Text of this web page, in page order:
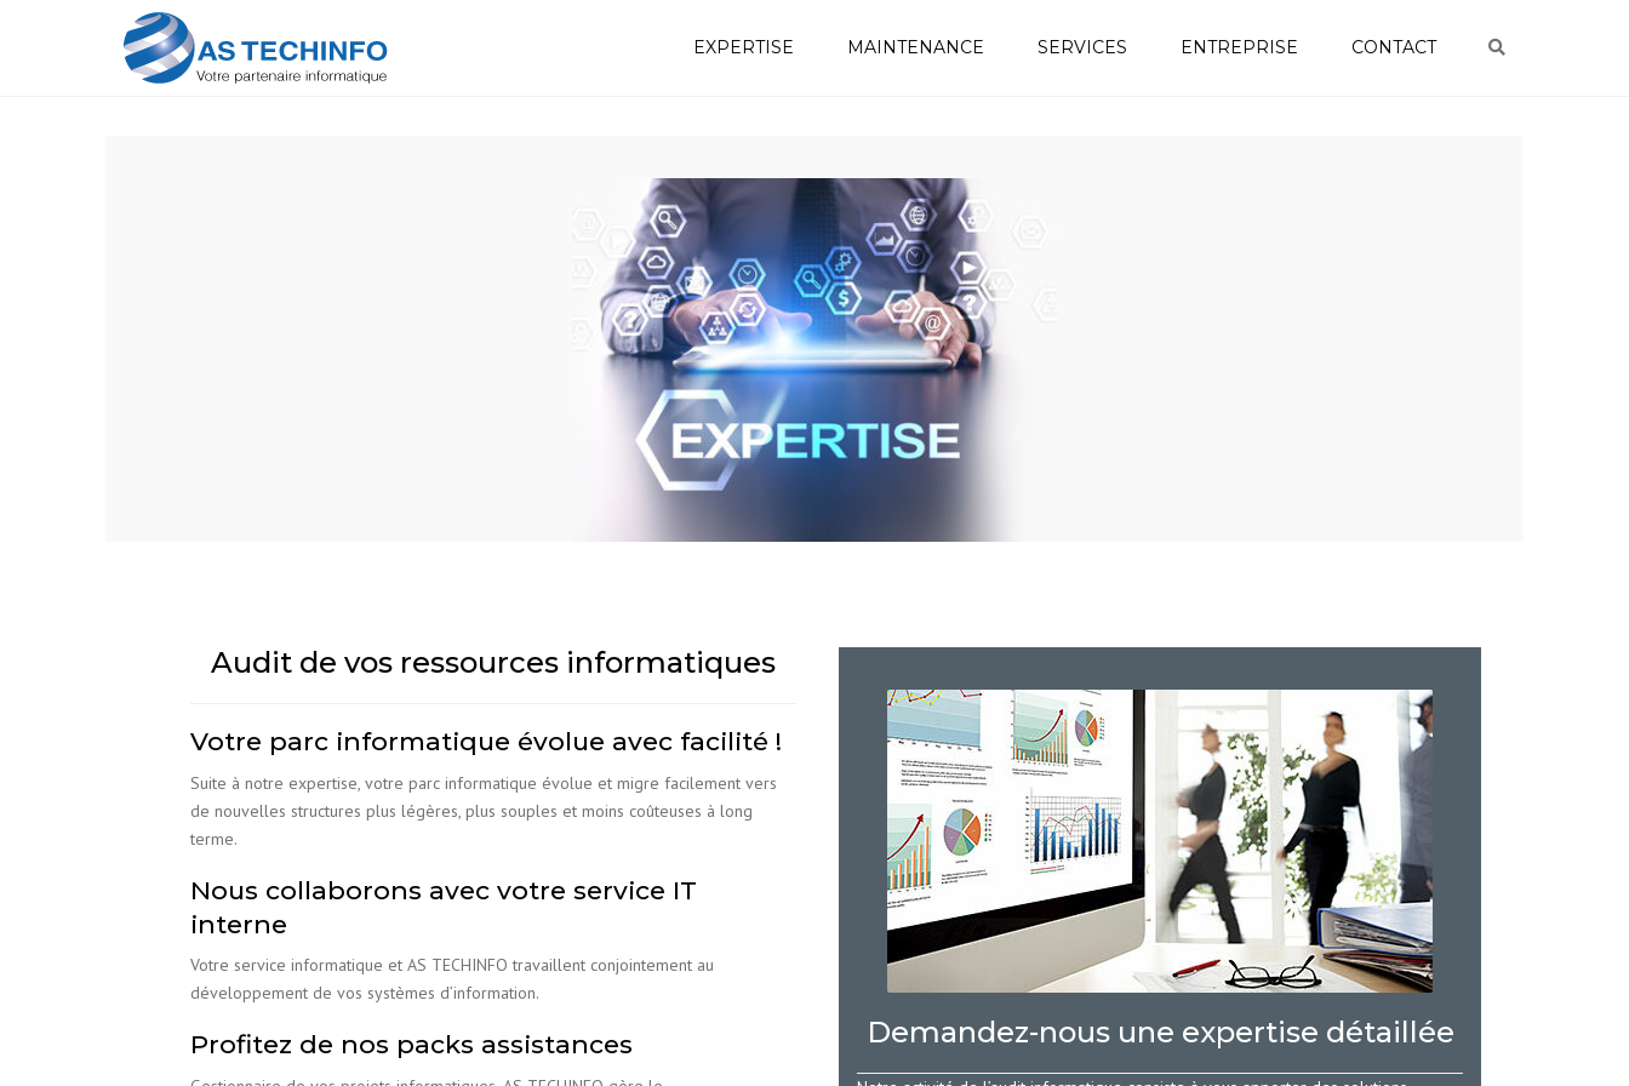
EXPERTISE MAINTENANCE SERVICES ENTREPRISE CONTACT
Audit de vos ressources informatiques
Votre parc informatique évolue avec facilité !
Suite à notre expertise, votre parc informatique évolue et migre facilement vers
de nouvelles structures plus légères, plus souples et moins coûteuses à long
terme.
Nous collaborons avec votre service IT
interne
Votre service informatique et AS TECHINFO travaillent conjointement au
développement de vos systèmes d’information.
Profitez de nos packs assistances Demandez-nous une expertise détaillée